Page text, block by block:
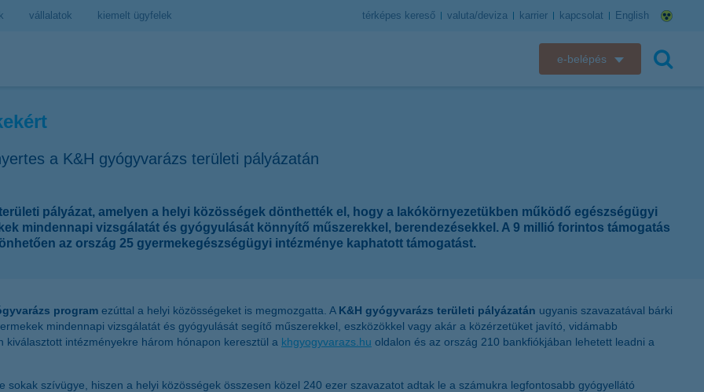
vállalatok kiemelt ügyfelek térképes kereső valuta/deviza karrier kapcsolat English
e-belépés
K&H web Electra
K&H e-kártyafelület
a K&H gyógyvarázs területi pályázatán
pályázat, amelyen a helyi közösségek dönthették el, hogy a lakókörnyezetükben működő egészségügyi
mindennapi vizsgálatát és gyógyulását könnyítő műszerekkel, berendezésekkel. A 9 millió forintos támogatás
az ország 25 gyermekegészségügyi intézménye kaphatott támogatást.
program ezúttal a helyi közösségeket is megmozgatta. A K&H gyógyvarázs területi pályázatán ugyanis szavazatával bárki
mindennapi vizsgálatát és gyógyulását segítő műszerekkel, eszközökkel vagy akár a közérzetüket javító, vidámabb
intézményekre három hónapon keresztül a khgyogyvarazs.hu oldalon és az ország 210 bankfiókjában lehetett leadni a
szívügye, hiszen a helyi közösségek összesen közel 240 ezer szavazatot adtak le a számukra legfontosabb gyógyellátó